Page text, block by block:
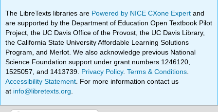
The LibreTexts libraries are Powered by NICE CXone Expertand
are supported by the Department of Education Open Textbook Pilot
Project, the UC Davis Office of the Provost, the UC Davis Library,
the California State University Affordable Learning Solutions
Program, and Merlot. We also acknowledge previous National
Science Foundation support under grant numbers 1246120,
1525057, and 1413739. Privacy Policy.Terms & Conditions
Accessibility Statement . For more information contact us
at info@libretexts.org